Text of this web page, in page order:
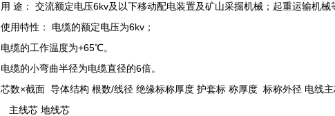
用 途： 交流额定电压6kv及以下移动配电装置及矿山采掘机械；起重运输机械
使用特性： 电缆的额定电压为6kv；
电缆的工作温度为+65℃。
电缆的小弯曲半径为电缆直径的6倍。
芯数×截面 导体结构 根数/线径 绝缘标称厚度 护套标 称厚度 标称外径 电线
主线芯 地线芯